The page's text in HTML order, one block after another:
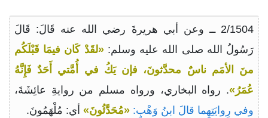
2/1504 ــ وعن أبي هريرةَ رضي الله عنه قَالَ: قَالَ
رَسُولُ الله صلى الله عليه وسلم:«لقَدْ كَان فيمَا قَبْلَكُم
منَ الأمَم ناسٌ محدَّثونَ، فإن يَكُ في أُمَّتي أَحَدٌ فَإِنَّهُ
عُمَرُ». رواه البخاري، ورواه مسلم من روايةِ عائِشَةَ،
وفي رِوايَتِهِما قالَ ابنُ وَهْبٍ: «مُحَدَّثُونَ» أي: مُلْهَمُونَ.